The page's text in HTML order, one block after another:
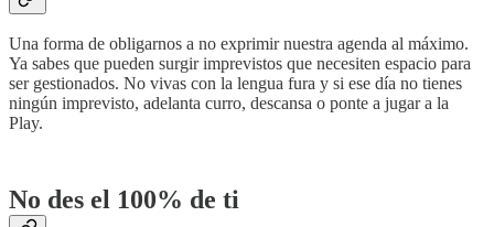
Una forma de obligarnos a no exprimir nuestra agenda al máximo.
Ya sabes que pueden surgir imprevistos que necesiten espacio para
ser gestionados. No vivas con la lengua fura y si ese día no tienes
ningún imprevisto, adelanta curro, descansa o ponte a jugar a la
Play.
No des el 100% de ti